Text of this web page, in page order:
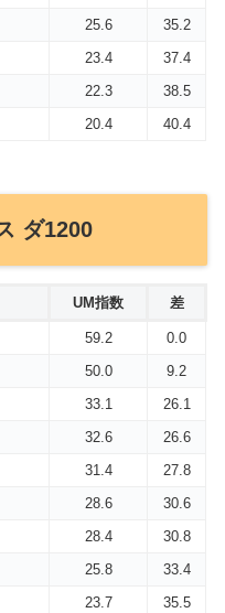
25.6
35.2
23.4
37.4
22.3
38.5
20.4 40.4
ダ1200
UM指数 差
59.2
0.0
50.0
9.2
33.1
26.1
32.6
26.6
31.4
27.8
28.6
30.6
28.4
30.8
25.8
33.4
23.7
35.5